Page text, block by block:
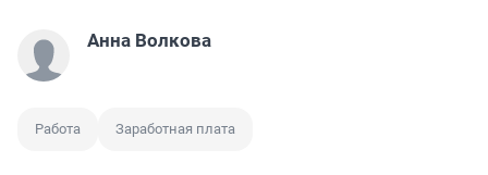
Анна Волкова
Работа Заработная плата